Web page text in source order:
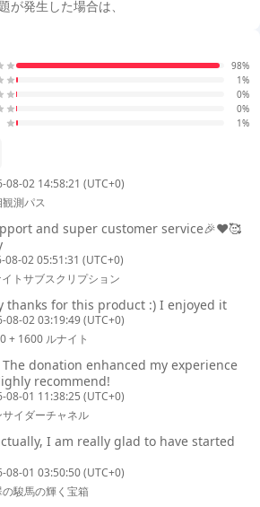
が発生した場合は、
98%
1%
0%
0%
1%
08-02 14:58:21 (UTC+0)
観測パス
and super customer service🎉❤️🥰
08-02 05:51:31 (UTC+0)
トサブスクリプション
thanks for this product :) I enjoyed it
08-02 03:19:49 (UTC+0)
+ 1600 ルナイト
donation enhanced my experience
recommend!
08-01 11:38:25 (UTC+0)
サイダーチャネル
I am really glad to have started
08-01 03:50:50 (UTC+0)
駿馬の輝く宝箱